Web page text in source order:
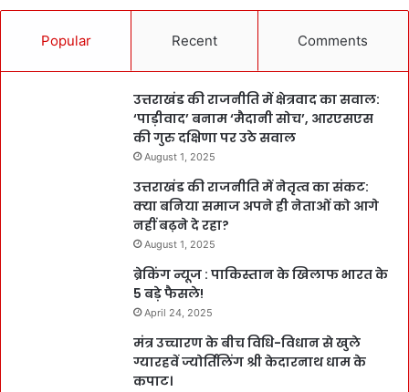
Popular Recent Comments
उत्तराखंड की राजनीति में क्षेत्रवाद का सवाल:
‘पाड़ीवाद’ बनाम ‘मैदानी सोच’, आरएसएस
की गुरु दक्षिणा पर उठे सवाल
August 1, 2025
उत्तराखंड की राजनीति में नेतृत्व का संकट:
क्या बनिया समाज अपने ही नेताओं को आगे
नहीं बढ़ने दे रहा?
August 1, 2025
ब्रेकिंग न्यूज : पाकिस्तान के खिलाफ भारत के
5 बड़े फैसले!
April 24, 2025
मंत्र उच्चारण के बीच विधि-विधान से खुले
ग्यारहवें ज्योर्तिलिंग श्री केदारनाथ धाम के
कपाट।